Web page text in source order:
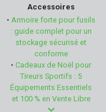
GRAVOLUX EDITION
VZ GRIPS
BRUNOX
HIKMICRO
Accessoires
• Armoire forte pour fusils
: guide complet pour un
stockage sécurisé et
conforme
• Cadeaux de Noël pour
Tireurs Sportifs : 5
Équipements Essentiels
et 100 % en Vente Libre